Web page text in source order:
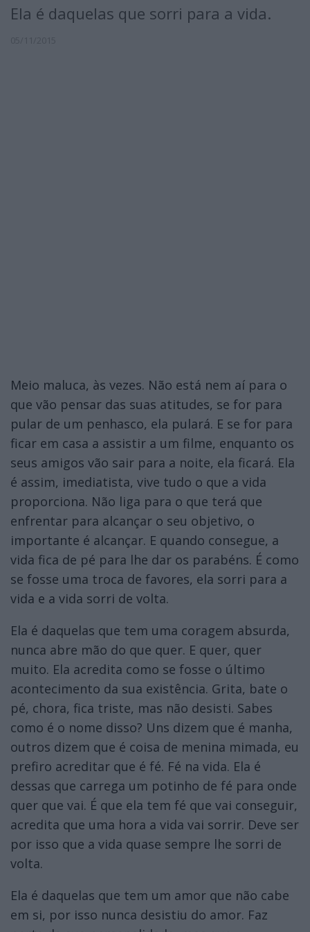
Ela é daquelas que sorri para a vida.
Meio maluca, às vezes. Não está nem aí para o
que vão pensar das suas atitudes, se for para
pular de um penhasco, ela pulará. E se for para
ficar em casa a assistir a um filme, enquanto os
seus amigos vão sair para a noite, ela ficará. Ela
é assim, imediatista, vive tudo o que a vida
proporciona. Não liga para o que terá que
enfrentar para alcançar o seu objetivo, o
importante é alcançar. E quando consegue, a
vida fica de pé para lhe dar os parabéns. É como
se fosse uma troca de favores, ela sorri para a
vida e a vida sorri de volta.
Ela é daquelas que tem uma coragem absurda,
nunca abre mão do que quer. E quer, quer
muito. Ela acredita como se fosse o último
acontecimento da sua existência. Grita, bate o
pé, chora, fica triste, mas não desisti. Sabes
como é o nome disso? Uns dizem que é manha,
outros dizem que é coisa de menina mimada, eu
prefiro acreditar que é fé. Fé na vida. Ela é
dessas que carrega um potinho de fé para onde
quer que vai. É que ela tem fé que vai conseguir,
acredita que uma hora a vida vai sorrir. Deve ser
por isso que a vida quase sempre lhe sorri de
volta.
Ela é daquelas que tem um amor que não cabe
em si, por isso nunca desistiu do amor. Faz